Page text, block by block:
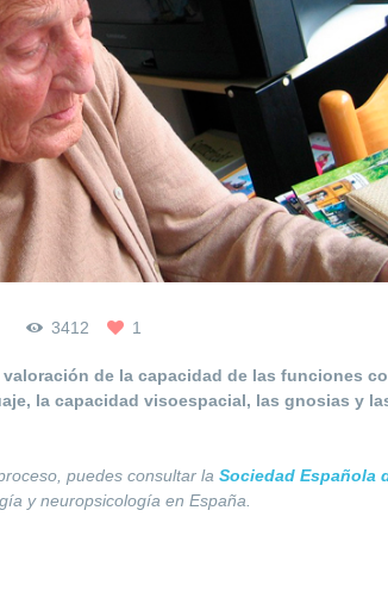
3412 1
valoración de la capacidad de las funciones
la capacidad visoespacial, las gnosias y
puedes consultar la Sociedad Española
y neuropsicología en España.